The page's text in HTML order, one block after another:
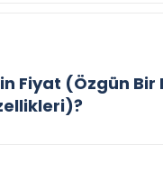
Fiyat (Özgün Bir